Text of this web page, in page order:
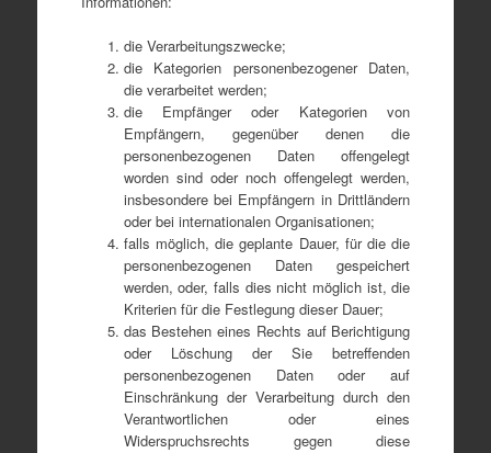
die Verarbeitungszwecke;
die Kategorien personenbezogener Daten,
die verarbeitet werden;
die Empfänger oder Kategorien von
Empfängern, gegenüber denen die
personenbezogenen Daten offengelegt
worden sind oder noch offengelegt werden,
insbesondere bei Empfängern in Drittländern
oder bei internationalen Organisationen;
falls möglich, die geplante Dauer, für die die
personenbezogenen Daten gespeichert
werden, oder, falls dies nicht möglich ist, die
Kriterien für die Festlegung dieser Dauer;
das Bestehen eines Rechts auf Berichtigung
oder Löschung der Sie betreffenden
personenbezogenen Daten oder auf
Einschränkung der Verarbeitung durch den
Verantwortlichen oder eines
Widerspruchsrechts gegen diese